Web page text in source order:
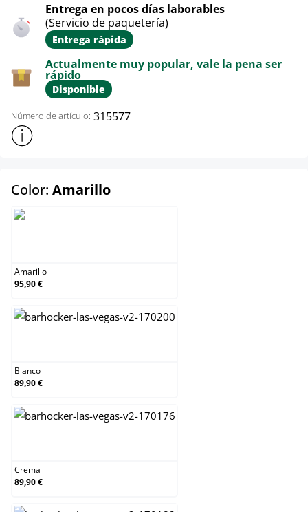
Entrega en pocos días laborables
(Servicio de paquetería)
Entrega rápida
Actualmente muy popular, vale la pena ser
rápido
Disponible
Número de artículo: 315577
Mostrar más información sobre el producto
Color: Amarilloselect
Amarillo
95,90 €
Blanco
89,90 €
Crema
89,90 €